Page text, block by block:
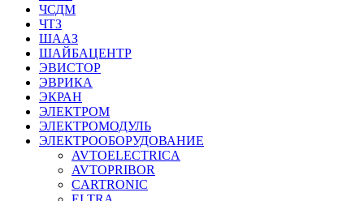
ЧСДМ
ЧТЗ
ШААЗ
ШАЙБАЦЕНТР
ЭВИСТОР
ЭВРИКА
ЭКРАН
ЭЛЕКТРОМ
ЭЛЕКТРОМОДУЛЬ
ЭЛЕКТРООБОРУДОВАНИЕ
AVTOELECTRICA
AVTOPRIBOR
CARTRONIC